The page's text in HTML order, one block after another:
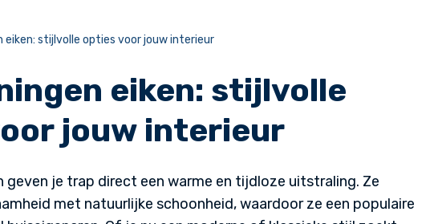
eiken: stijlvolle opties voor jouw interieur
eiken: stijlvolle
jouw interieur
geven je trap direct een warme en tijdloze uitstraling. Ze
met natuurlijke schoonheid, waardoor ze een populaire